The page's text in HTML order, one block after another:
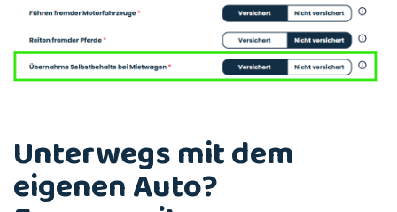
Unterwegs mit dem
eigenen Auto?